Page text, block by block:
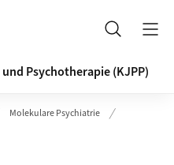
Suche
Psychotherapie (KJPP)
Molekulare Psychiatrie